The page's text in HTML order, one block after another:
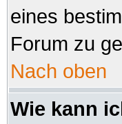
eines
Forum zu
Nach oben
Wie kann